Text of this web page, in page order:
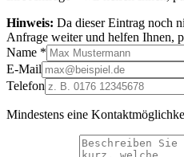
Hinweis: Da dieser Eintrag noch
Anfrage weiter und helfen Ihnen,
Name *
E-Mail
Telefon
Mindestens eine